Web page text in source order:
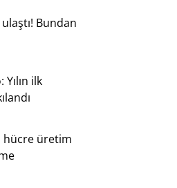
ulaştı! Bundan
ilk
hücre üretim